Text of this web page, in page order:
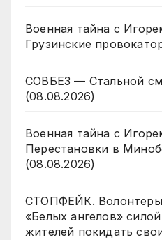
Военная тайна с
Грузинские
СОВБЕЗ — Стальной
(08.08.2026)
Военная тайна с
Перестановки в
(08.08.2026)
СТОПФЕЙК.
«Белых ангелов»
жителей покидать